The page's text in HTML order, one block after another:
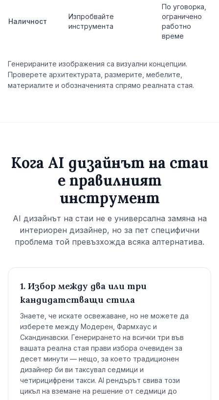
Наличност
Изпробвайте
инструмента
По уговорка,
ограничено
работно
време
Генерираните изображения са визуални концепции.
Проверете архитектурата, размерите, мебелите,
материалите и обозначенията спрямо реалната стая.
Кога AI дизайнът на стаи
е правилният
инструмент
AI дизайнът на стаи не е универсална замяна на
интериорен дизайнер, но за пет специфични
проблема той превъзхожда всяка алтернатива.
1. Избор между два или три
кандидатстващи стила
Знаете, че искате освежаване, но не можете да
изберете между Модерен, Фармхаус и
Скандинавски. Генерирането на всички три във
вашата реална стая прави избора очевиден за
десет минути — нещо, за което традиционен
дизайнер би ви таксувал седмици и
четирицифрени такси. AI рендърът свива този
цикъл на вземане на решение от седмици до